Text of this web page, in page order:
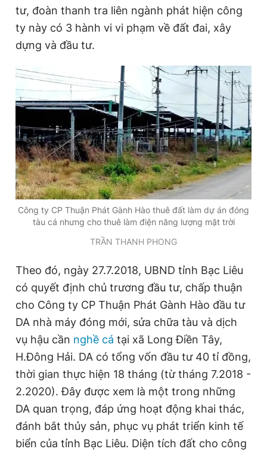
Đọc Thanh Niên trên điện thoại
Theo dõi báo trên
Hotline
0906 645 777
Liên hệ quảng cáo
0908 780 404
Đặt báo Quảng cáo RSS Tòa soạn Chính sách bảo
Tổng biên tập: Nguyễn Ngọc Toàn
Phó tổng biên tập thường trực: Hải Thành
Phó tổng biên tập: Lâm Hiếu Dũng
Phó tổng biên tập: Trần Việt Hưng
Giấy phép xuất bản số 110/GP - BTTTT cấp ngày 24.3.2020
© 2003-2026 Bản quyền thuộc về Báo Thanh Niên. Cấm sao
chép dưới mọi hình thức nếu không có sự chấp thuận bằng văn
bản. Phát triển bởi ePi Technologies, JSC.
tư, đoàn thanh tra liên ngành phát hiện công
ty này có 3 hành vi vi phạm về đất đai, xây
dựng và đầu tư.
Công ty CP Thuận Phát Gành Hào thuê đất làm dự án đóng
tàu cá nhưng cho thuê làm điện năng lượng mặt trời
TRẦN THANH PHONG
Theo đó, ngày 27.7.2018, UBND tỉnh Bạc Liêu
có quyết định chủ trương đầu tư, chấp thuận
cho Công ty CP Thuận Phát Gành Hào đầu tư
DA nhà máy đóng mới, sửa chữa tàu và dịch
vụ hậu cần nghề cá tại xã Long Điền Tây,
H.Đông Hải. DA có tổng vốn đầu tư 40 tỉ đồng,
thời gian thực hiện 18 tháng (từ tháng 7.2018 -
2.2020). Đây được xem là một trong những
DA quan trọng, đáp ứng hoạt động khai thác,
đánh bắt thủy sản, phục vụ phát triển kinh tế
biển của tỉnh Bạc Liêu. Diện tích đất cho công